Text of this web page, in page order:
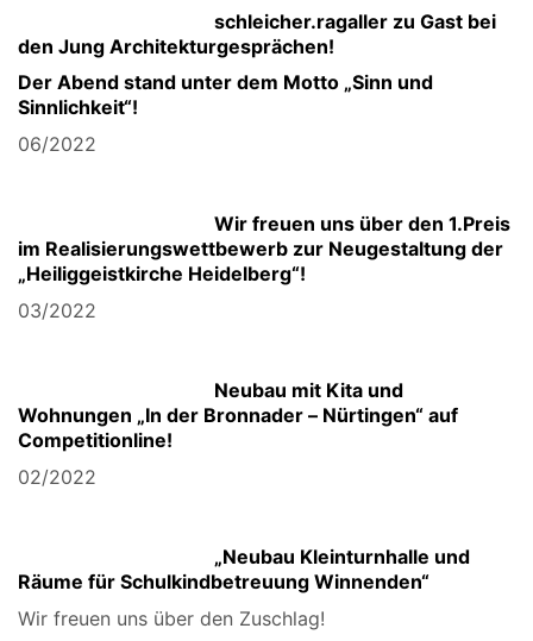
schleicher.ragaller zu Gast bei
den Jung Architekturgesprächen!
Der Abend stand unter dem Motto „Sinn und
Sinnlichkeit“!
06/2022
Wir freuen uns über den 1.Preis
im Realisierungswettbewerb zur Neugestaltung der
„Heiliggeistkirche Heidelberg“!
03/2022
Neubau mit Kita und
Wohnungen „In der Bronnader – Nürtingen“ auf
Competitionline!
02/2022
„Neubau Kleinturnhalle und
Räume für Schulkindbetreuung Winnenden“
Wir freuen uns über den Zuschlag!